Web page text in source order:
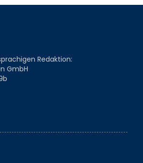
Redaktion:
GmbH